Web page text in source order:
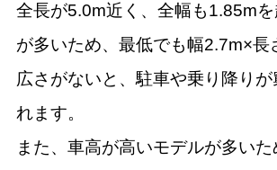
全長が5.0m近く、全幅も1.85m
が多いため、最低でも幅2.7m×長
広さがないと、駐車や乗り降りが
れます。
また、車高が高いモデルが多い